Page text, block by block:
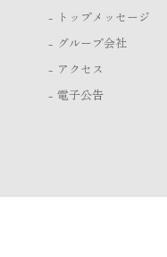
トップメッセージ
グループ会社
アクセス
電子公告